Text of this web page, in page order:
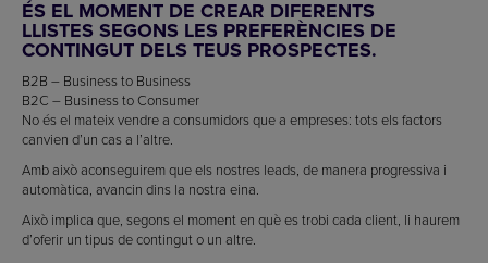
ÉS EL MOMENT DE CREAR DIFERENTS
LLISTES SEGONS LES PREFERÈNCIES DE
CONTINGUT DELS TEUS PROSPECTES.
B2B – Business to Business
B2C – Business to Consumer
No és el mateix vendre a consumidors que a empreses: tots els factors
canvien d’un cas a l’altre.
Amb això aconseguirem que els nostres leads, de manera progressiva i
automàtica, avancin dins la nostra eina.
Això implica que, segons el moment en què es trobi cada client, li haurem
d’oferir un tipus de contingut o un altre.